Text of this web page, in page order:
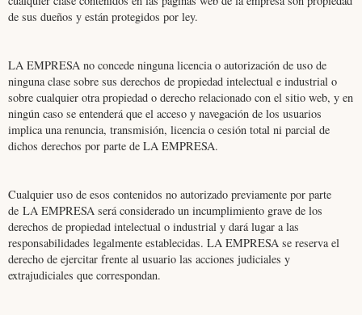
de sus dueños y están protegidos por ley.
LA EMPRESA no concede ninguna licencia o autorización de uso de
ninguna clase sobre sus derechos de propiedad intelectual e industrial o
sobre cualquier otra propiedad o derecho relacionado con el sitio web, y en
ningún caso se entenderá que el acceso y navegación de los usuarios
implica una renuncia, transmisión, licencia o cesión total ni parcial de
dichos derechos por parte de LA EMPRESA.
Cualquier uso de esos contenidos no autorizado previamente por parte
de LA EMPRESA será considerado un incumplimiento grave de los
derechos de propiedad intelectual o industrial y dará lugar a las
responsabilidades legalmente establecidas. LA EMPRESA se reserva el
derecho de ejercitar frente al usuario las acciones judiciales y
extrajudiciales que correspondan.